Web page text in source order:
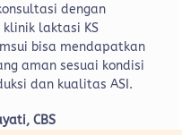
dengan
klinik laktasi KS
bisa mendapatkan
aman sesuai kondisi
dan kualitas ASI.
CBS